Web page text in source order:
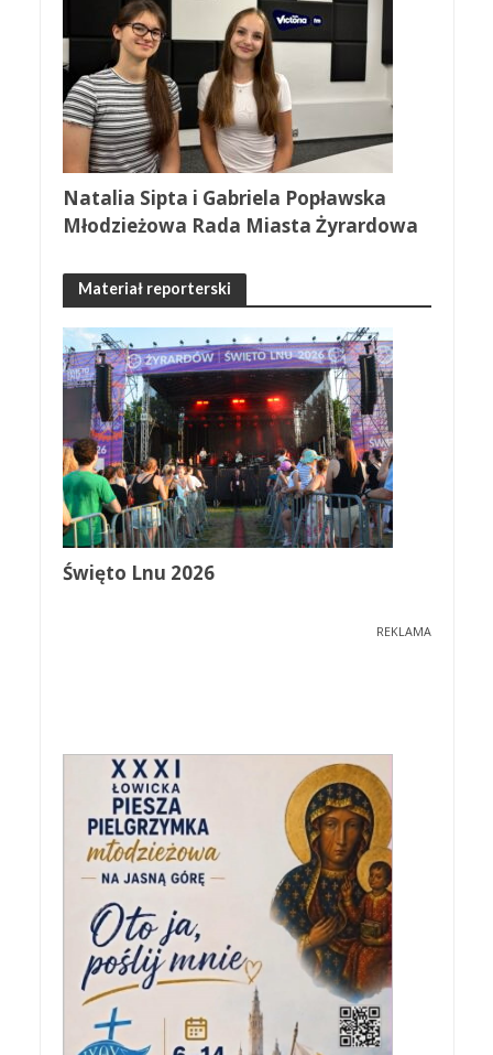
Natalia Sipta i Gabriela Popławska
Młodzieżowa Rada Miasta Żyrardowa
Materiał reporterski
Święto Lnu 2026
REKLAMA